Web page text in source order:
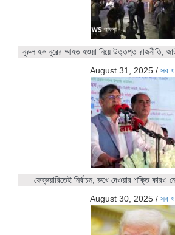
নুরুল হক নুরের আহত হওয়া নিয়ে উত্তপ্ত রাজনীতি,
August 31, 2025 / সব
ফেব্রুয়ারিতেই নির্বাচন, রুখে দেওয়ার শক্তি কারও
August 30, 2025 / সব